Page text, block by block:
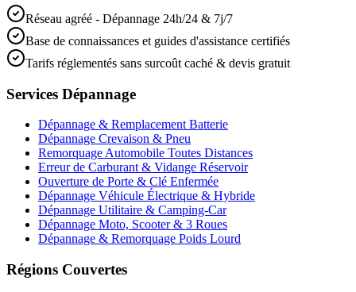
Réseau agréé - Dépannage 24h/24 & 7j/7
Base de connaissances et guides d'assistance certifiés
Tarifs réglementés sans surcoût caché & devis gratuit
Services Dépannage
Dépannage & Remplacement Batterie
Dépannage Crevaison & Pneu
Remorquage Automobile Toutes Distances
Erreur de Carburant & Vidange Réservoir
Ouverture de Porte & Clé Enfermée
Dépannage Véhicule Électrique & Hybride
Dépannage Utilitaire & Camping-Car
Dépannage Moto, Scooter & 3 Roues
Dépannage & Remorquage Poids Lourd
Régions Couvertes